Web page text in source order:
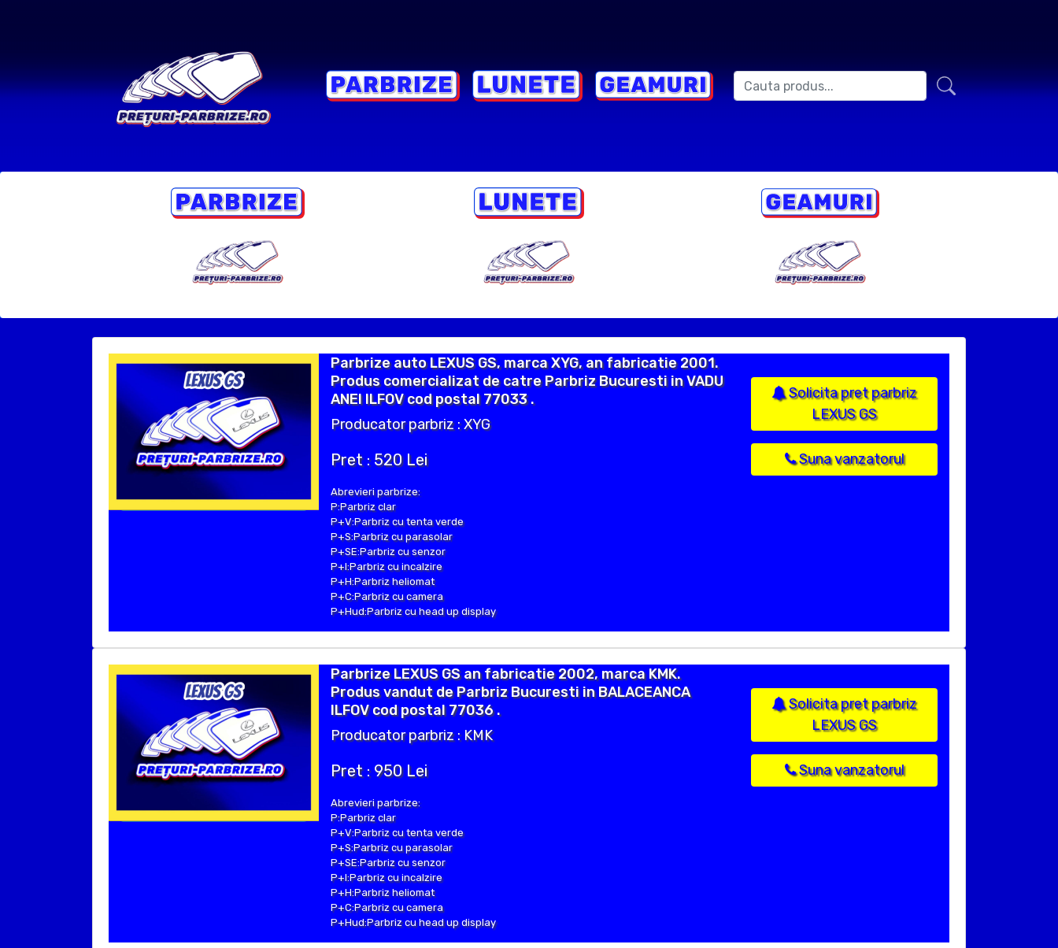
Parbrize auto LEXUS GS, marca XYG, an fabricatie 2001.
Produs comercializat de catre Parbriz Bucuresti in VADU
ANEI ILFOV cod postal 77033 .
Producator parbriz : XYG
Pret : 520 Lei
Abrevieri parbrize:
P:Parbriz clar
P+V:Parbriz cu tenta verde
P+S:Parbriz cu parasolar
P+SE:Parbriz cu senzor
P+I:Parbriz cu incalzire
P+H:Parbriz heliomat
P+C:Parbriz cu camera
P+Hud:Parbriz cu head up display
Solicita pret parbriz
LEXUS GS
Suna vanzatorul
Parbrize LEXUS GS an fabricatie 2002, marca KMK.
Produs vandut de Parbriz Bucuresti in BALACEANCA
ILFOV cod postal 77036 .
Producator parbriz : KMK
Pret : 950 Lei
Abrevieri parbrize:
P:Parbriz clar
P+V:Parbriz cu tenta verde
P+S:Parbriz cu parasolar
P+SE:Parbriz cu senzor
P+I:Parbriz cu incalzire
P+H:Parbriz heliomat
P+C:Parbriz cu camera
P+Hud:Parbriz cu head up display
Solicita pret parbriz
LEXUS GS
Suna vanzatorul